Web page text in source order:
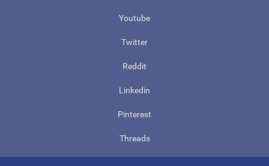
Youtube
Twitter
Reddit
Linkedin
Pinterest
Threads